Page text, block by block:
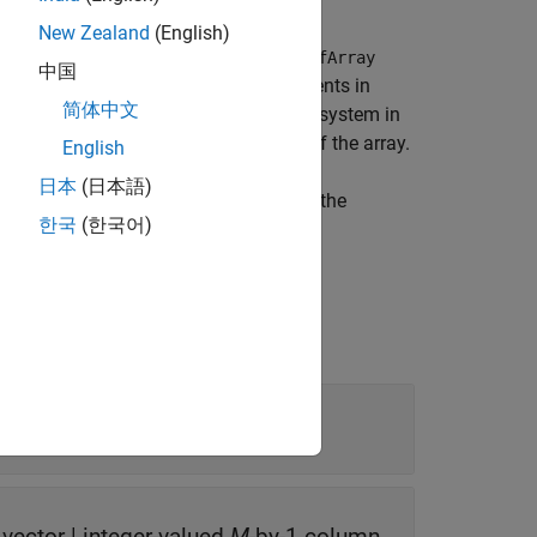
array elements of the phased.sConfArray
matrix, where
is the number of elements in
an element in the local coordinate system in
is defined by the phase center of the array.
vectors of the elements specified in the
in the previous syntax.
New Zealand (English)
中国
简体中文
English
日本 (日本語)
한국 (한국어)